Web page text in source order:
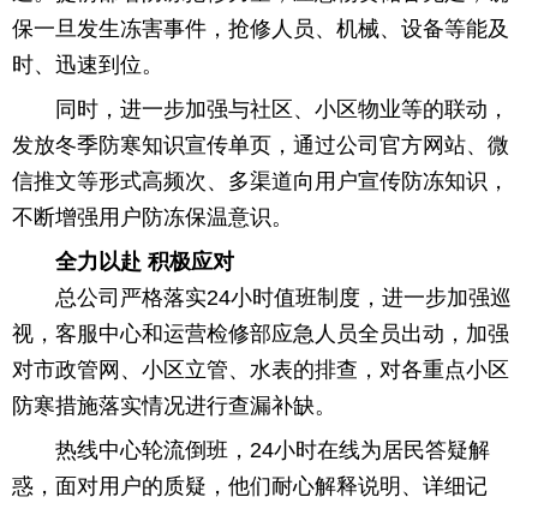
保一旦发生冻害事件，抢修人员、机械、设备等能及
时、迅速到位。
同时，进一步加强与社区、小区物业等的联动，
发放冬季防寒知识宣传单页，通过公司官方网站、微
信推文等形式高频次、多渠道向用户宣传防冻知识，
不断增强用户防冻保温意识。
全力以赴 积极应对
总公司严格落实24小时值班制度，进一步加强巡
视，客服中心和运营检修部应急人员全员出动，加强
对市政管网、小区立管、水表的排查，对各重点小区
防寒措施落实情况进行查漏补缺。
热线中心轮流倒班，24小时在线为居民答疑解
惑，面对用户的质疑，他们耐心解释说明、详细记